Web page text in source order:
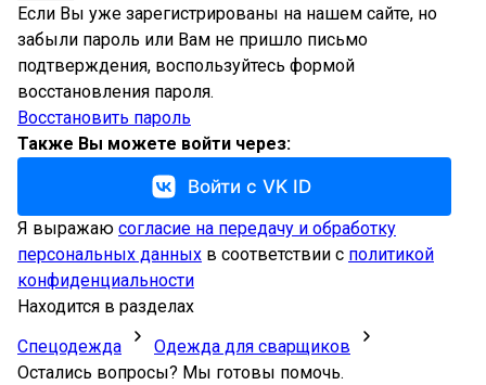
Если Вы уже зарегистрированы на нашем сайте, но
забыли пароль или Вам не пришло письмо
подтверждения, воспользуйтесь формой
восстановления пароля.
Восстановить пароль
Также Вы можете войти через:
Войти с VK ID
Я выражаю согласие на передачу и обработку
персональных данных в соответствии с политикой
конфиденциальности
Находится в разделах
Спецодежда
Одежда для сварщиков
Остались вопросы? Мы готовы помочь.